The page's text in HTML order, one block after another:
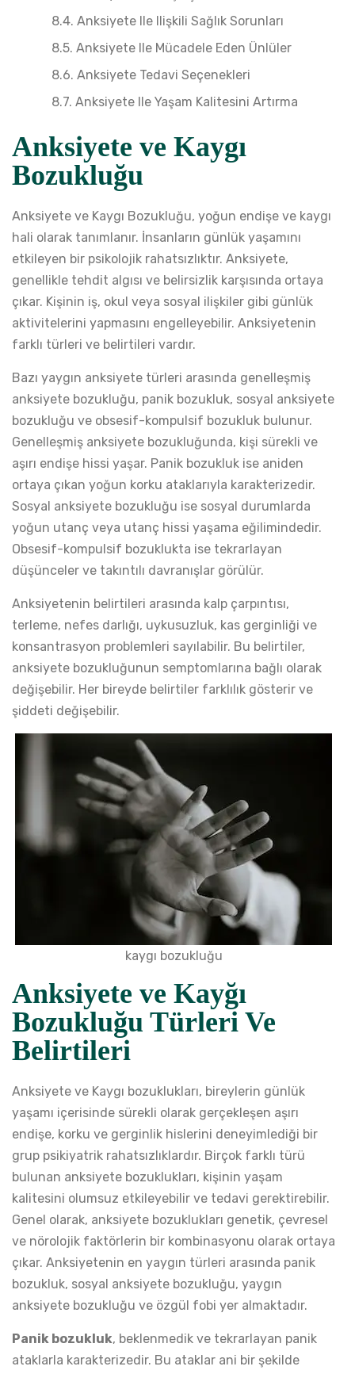
Anksiyete Ile Ilişkili Sağlık Sorunları
Anksiyete Ile Mücadele Eden Ünlüler
Anksiyete Tedavi Seçenekleri
Anksiyete Ile Yaşam Kalitesini Artırma
Anksiyete ve Kaygı
Bozukluğu
Anksiyete ve Kaygı Bozukluğu, yoğun endişe ve kaygı
hali olarak tanımlanır. İnsanların günlük yaşamını
etkileyen bir psikolojik rahatsızlıktır. Anksiyete,
genellikle tehdit algısı ve belirsizlik karşısında ortaya
çıkar. Kişinin iş, okul veya sosyal ilişkiler gibi günlük
aktivitelerini yapmasını engelleyebilir. Anksiyetenin
farklı türleri ve belirtileri vardır.
Bazı yaygın anksiyete türleri arasında genelleşmiş
anksiyete bozukluğu, panik bozukluk, sosyal anksiyete
bozukluğu ve obsesif-kompulsif bozukluk bulunur.
Genelleşmiş anksiyete bozukluğunda, kişi sürekli ve
aşırı endişe hissi yaşar. Panik bozukluk ise aniden
ortaya çıkan yoğun korku ataklarıyla karakterizedir.
Sosyal anksiyete bozukluğu ise sosyal durumlarda
yoğun utanç veya utanç hissi yaşama eğilimindedir.
Obsesif-kompulsif bozuklukta ise tekrarlayan
düşünceler ve takıntılı davranışlar görülür.
Anksiyetenin belirtileri arasında kalp çarpıntısı,
terleme, nefes darlığı, uykusuzluk, kas gerginliği ve
konsantrasyon problemleri sayılabilir. Bu belirtiler,
anksiyete bozukluğunun semptomlarına bağlı olarak
değişebilir. Her bireyde belirtiler farklılık gösterir ve
şiddeti değişebilir.
kaygı bozukluğu
Anksiyete ve Kayğı
Bozukluğu Türleri Ve
Belirtileri
Anksiyete ve Kaygı bozuklukları, bireylerin günlük
yaşamı içerisinde sürekli olarak gerçekleşen aşırı
endişe, korku ve gerginlik hislerini deneyimlediği bir
grup psikiyatrik rahatsızlıklardır. Birçok farklı türü
bulunan anksiyete bozuklukları, kişinin yaşam
kalitesini olumsuz etkileyebilir ve tedavi gerektirebilir.
Genel olarak, anksiyete bozuklukları genetik, çevresel
ve nörolojik faktörlerin bir kombinasyonu olarak ortaya
çıkar. Anksiyetenin en yaygın türleri arasında panik
bozukluk, sosyal anksiyete bozukluğu, yaygın
anksiyete bozukluğu ve özgül fobi yer almaktadır.
Panik bozukluk, beklenmedik ve tekrarlayan panik
ataklarla karakterizedir. Bu ataklar ani bir şekilde